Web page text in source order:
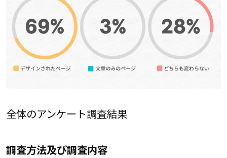
全体のアンケート調査結果
調査方法及び調査内容